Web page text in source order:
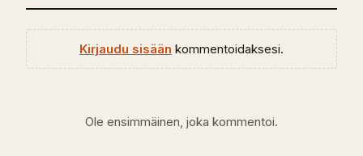
Kirjaudu sisään kommentoidaksesi.
Ole ensimmäinen, joka kommentoi.